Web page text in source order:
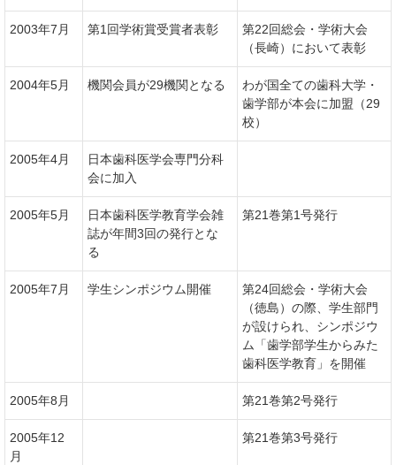
2003年7月 第1回学術賞受賞者表彰
第22回総会・学術大会
（長崎）において表彰
2004年5月 機関会員が29機関となる
わが国全ての歯科大学・
歯学部が本会に加盟（29
校）
2005年4月
日本歯科医学会専門分科
会に加入
2005年5月
日本歯科医学教育学会雑
誌が年間3回の発行とな
る
第21巻第1号発行
2005年7月 学生シンポジウム開催
第24回総会・学術大会
（徳島）の際、学生部門
が設けられ、シンポジウ
ム「歯学部学生からみた
歯科医学教育」を開催
2005年8月 第21巻第2号発行
2005年12
月
第21巻第3号発行